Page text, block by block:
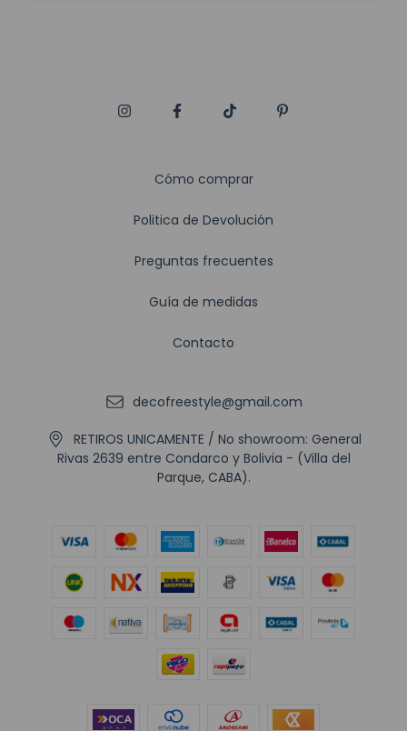
Cómo comprar
Politica de Devolución
Preguntas frecuentes
Guía de medidas
Contacto
decofreestyle@gmail.com
RETIROS UNICAMENTE / No showroom: General
Rivas 2639 entre Condarco y Bolivia - (Villa del
Parque, CABA).